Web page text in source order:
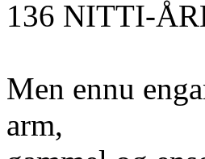
136 NITTI-
Men ennu
arm,